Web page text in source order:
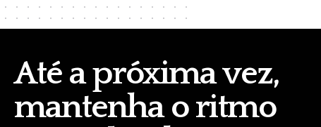
Até a próxima vez,
mantenha o ritmo